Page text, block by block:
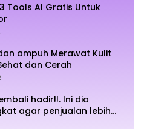
Tools AI Gratis Untuk
ampuh Merawat Kulit
dan Cerah
hadir!!. Ini dia
agar penjualan lebih